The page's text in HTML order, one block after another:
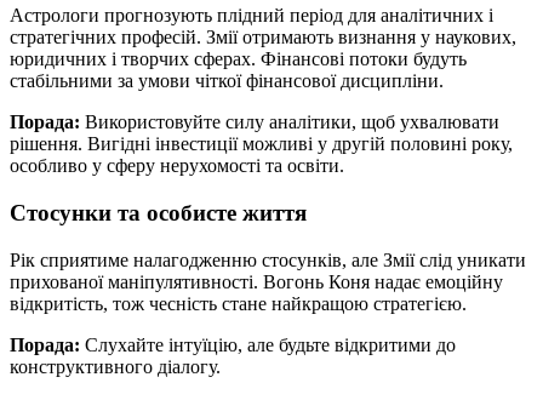
Астрологи прогнозують плідний період для аналітичних і
стратегічних професій. Змії отримають визнання у наукових,
юридичних і творчих сферах. Фінансові потоки будуть
стабільними за умови чіткої фінансової дисципліни.
Порада: Використовуйте силу аналітики, щоб ухвалювати
рішення. Вигідні інвестиції можливі у другій половині року,
особливо у сферу нерухомості та освіти.
Стосунки та особисте життя
Рік сприятиме налагодженню стосунків, але Змії слід уникати
прихованої маніпулятивності. Вогонь Коня надає емоційну
відкритість, тож чесність стане найкращою стратегією.
Порада: Слухайте інтуїцію, але будьте відкритими до
конструктивного діалогу.